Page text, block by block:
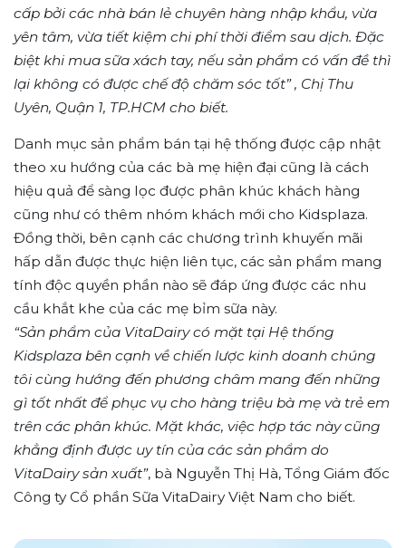
cấp bởi các nhà bán lẻ chuyên hàng nhập khẩu, vừa
yên tâm, vừa tiết kiệm chi phí thời điểm sau dịch. Đặc
biệt khi mua sữa xách tay, nếu sản phẩm có vấn đề thì
lại không có được chế độ chăm sóc tốt” , Chị Thu
Uyên, Quận 1, TP.HCM cho biết.
Danh mục sản phẩm bán tại hệ thống được cập nhật
theo xu hướng của các bà mẹ hiện đại cũng là cách
hiệu quả để sàng lọc được phân khúc khách hàng
cũng như có thêm nhóm khách mới cho Kidsplaza.
Đồng thời, bên cạnh các chương trình khuyến mãi
hấp dẫn được thực hiện liên tục, các sản phẩm mang
tính độc quyền phần nào sẽ đáp ứng được các nhu
cầu khắt khe của các mẹ bỉm sữa này.
“Sản phẩm của VitaDairy có mặt tại Hệ thống
Kidsplaza bên cạnh về chiến lược kinh doanh chúng
tôi cùng hướng đến phương châm mang đến những
gì tốt nhất để phục vụ cho hàng triệu bà mẹ và trẻ em
trên các phân khúc. Mặt khác, việc hợp tác này cũng
khẳng định được uy tín của các sản phẩm do
VitaDairy sản xuất”, bà Nguyễn Thị Hà, Tổng Giám đốc
Công ty Cổ phần Sữa VitaDairy Việt Nam cho biết.